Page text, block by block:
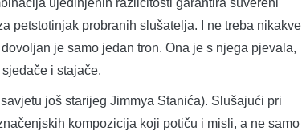
ujedinjenih različitosti garantira suvereni
petstotinjak probranih slušatelja. I ne treba nikakve
je samo jedan tron. Ona je s njega pjevala,
i stajače.
još starijeg Jimmya Stanića). Slušajući pri
kompozicija koji potiču i misli, a ne samo